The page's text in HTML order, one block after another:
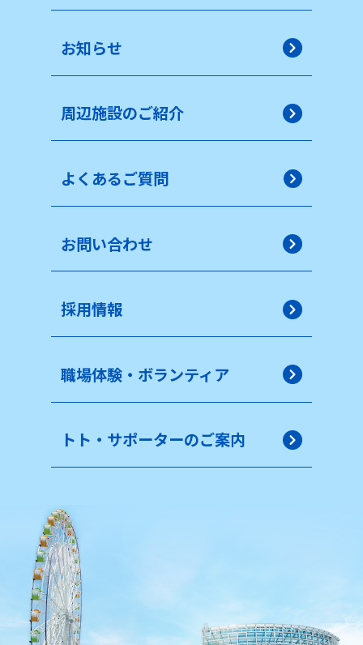
お知らせ
周辺施設のご紹介
よくあるご質問
お問い合わせ
採用情報
職場体験・ボランティア
トト・サポーターのご案内